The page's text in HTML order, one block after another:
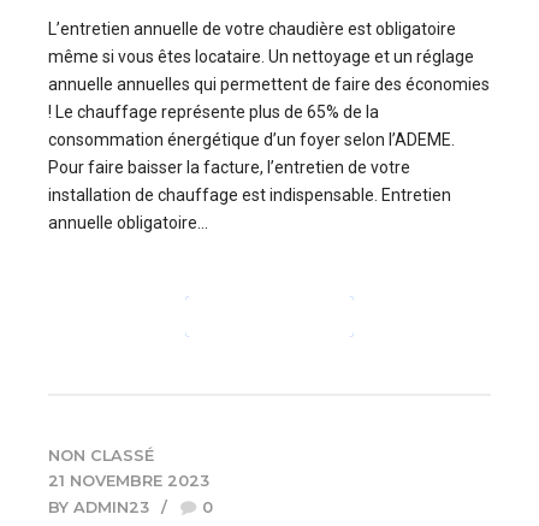
L’entretien annuelle de votre chaudière est obligatoire
même si vous êtes locataire. Un nettoyage et un réglage
annuelle annuelles qui permettent de faire des économies
! Le chauffage représente plus de 65% de la
consommation énergétique d’un foyer selon l’ADEME.
Pour faire baisser la facture, l’entretien de votre
installation de chauffage est indispensable. Entretien
annuelle obligatoire...
NON CLASSÉ
21 NOVEMBRE 2023
BY ADMIN23
0